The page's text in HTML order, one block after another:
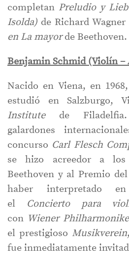
completan Preludio y
Isolda) de Richard
en La mayorde Beethoven.
Benjamin Schmid (Violín –
Nacido en Viena, en
estudió en Salzburgo,
Institute de
galardones
concurso Carl Flesch
se hizo acreedor a los
Beethoven y al Premio
haber interpretado
el Concierto para
con Wiener
el prestigioso Musikverein
fue inmediatamente